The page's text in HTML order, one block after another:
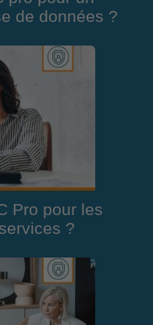
de données ?
Pro pour les
?